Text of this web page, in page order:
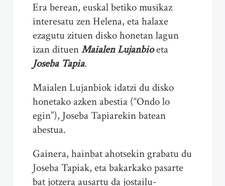
Era berean, euskal betiko musikaz
interesatu zen Helena, eta halaxe
ezagutu zituen disko honetan lagun
izan dituenMaialen Lujanbioeta
Joseba Tapia.
Maialen Lujanbiok idatzi du disko
honetako azken abestia (“Ondo lo
egin”), Joseba Tapiarekin batean
abestua.
Gainera, hainbat ahotsekin grabatu du
Joseba Tapiak, eta bakarkako pasarte
bat jotzera ausartu da jostailu-